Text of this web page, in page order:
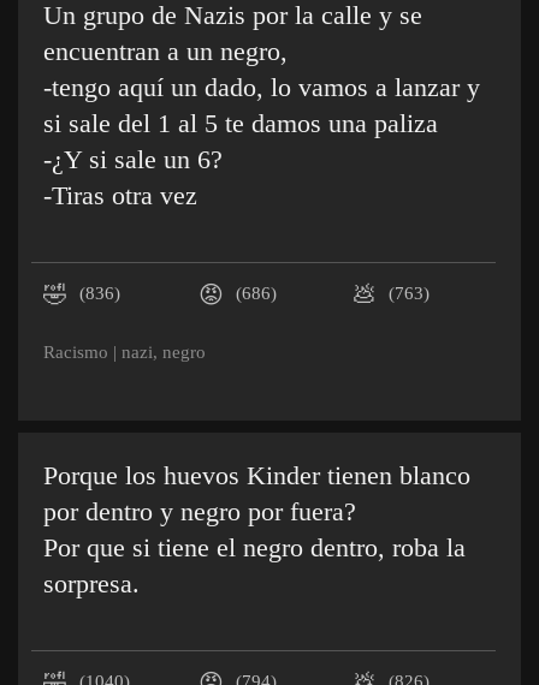
Un grupo de Nazis por la calle y se
encuentran a un negro,
-tengo aquí un dado, lo vamos a lanzar y
si sale del 1 al 5 te damos una paliza
-¿Y si sale un 6?
-Tiras otra vez
🤣 (836) 😡 (686) 💩 (763)
Racismo | nazi, negro
Porque los huevos Kinder tienen blanco
por dentro y negro por fuera?
Por que si tiene el negro dentro, roba la
sorpresa.